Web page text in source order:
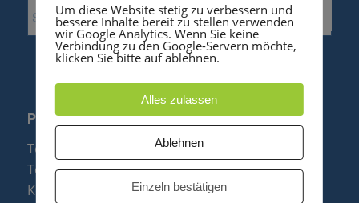
PRODUKTE
Telefonanlagen
Telefone
Konftel Konferenztelefone
Um diese Website stetig zu verbessern und
bessere Inhalte bereit zu stellen verwenden
wir Google Analytics. Wenn Sie keine
Verbindung zu den Google-Servern möchte,
klicken Sie bitte auf ablehnen.
Alles zulassen
Ablehnen
Einzeln bestätigen